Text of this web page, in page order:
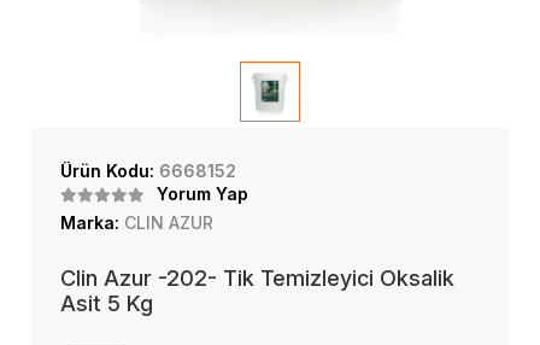
Ürün Kodu: 6668152
Yorum Yap
Marka: CLIN AZUR
Clin Azur -202- Tik Temizleyici Oksalik
Asit 5 Kg